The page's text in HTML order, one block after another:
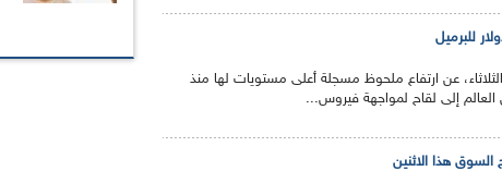
عن ارتفاع ملحوظ مسجلة أعلى مستويات لها منذ
إلى لقاح لمواجهة فيروس...